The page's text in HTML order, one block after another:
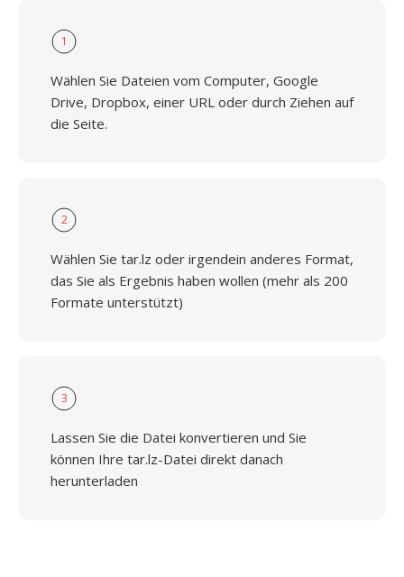
1
Wählen Sie Dateien vom Computer, Google
Drive, Dropbox, einer URL oder durch Ziehen auf
die Seite.
2
Wählen Sie tar.lz oder irgendein anderes Format,
das Sie als Ergebnis haben wollen (mehr als 200
Formate unterstützt)
3
Lassen Sie die Datei konvertieren und Sie
können Ihre tar.lz-Datei direkt danach
herunterladen